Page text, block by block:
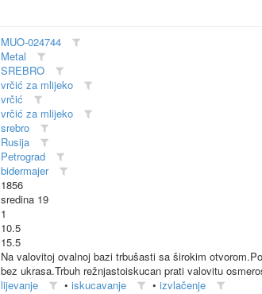
MUO-024744
Metal
SREBRO
vrčić za mlijeko
vrčić
vrčić za mlijeko
srebro
Rusija
Petrograd
bidermajer
1856
sredina 19
1
10.5
15.5
Na valovitoj ovalnoj bazi trbušasti sa širokim
bez ukrasa.Trbuh režnjastoiskucan prati valovitu
lijevanje • iskucavanje • izvlačenje